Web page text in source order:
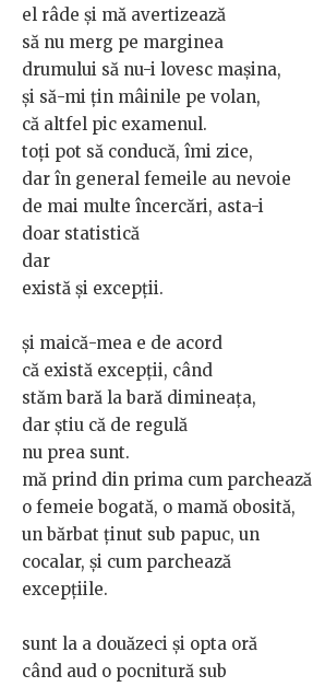
el râde și mă avertizează
să nu merg pe marginea
drumului să nu-i lovesc mașina,
și să-mi țin mâinile pe volan,
că altfel pic examenul.
toți pot să conducă, îmi zice,
dar în general femeile au nevoie
de mai multe încercări, asta-i
doar statistică
dar
există și excepții.
și maică-mea e de acord
că există excepții, când
stăm bară la bară dimineața,
dar știu că de regulă
nu prea sunt.
mă prind din prima cum parchează
o femeie bogată, o mamă obosită,
un bărbat ținut sub papuc, un
cocalar, și cum parchează
excepțiile.
sunt la a douăzeci și opta oră
când aud o pocnitură sub